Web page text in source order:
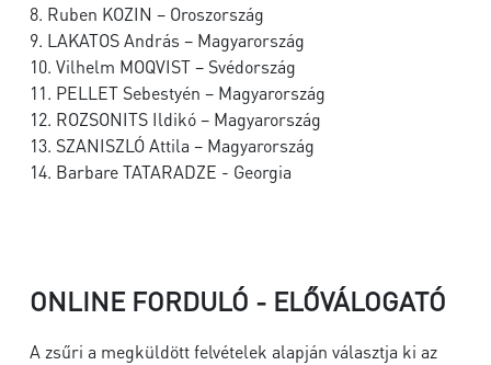
8. Ruben KOZIN – Oroszország
9. LAKATOS András – Magyarország
10. Vilhelm MOQVIST – Svédország
11. PELLET Sebestyén – Magyarország
12. ROZSONITS Ildikó – Magyarország
13. SZANISZLÓ Attila – Magyarország
14. Barbare TATARADZE - Georgia
ONLINE FORDULÓ - ELŐVÁLOGATÓ
A zsűri a megküldött felvételek alapján választja ki az